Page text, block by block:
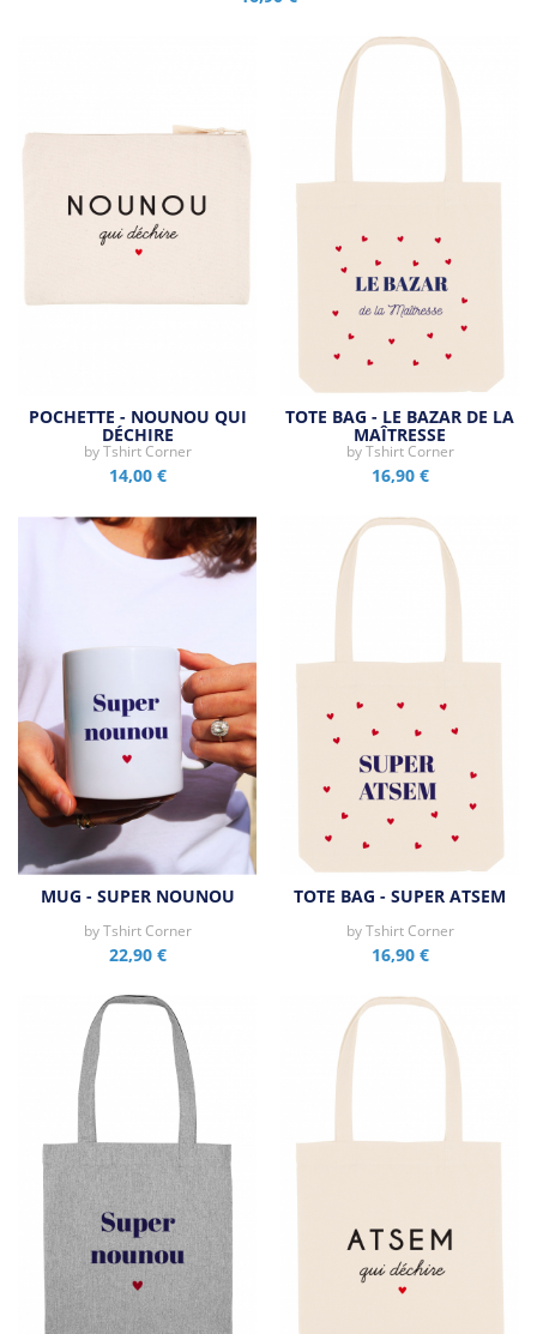
POCHETTE - NOUNOU QUI
DÉCHIRE
byTshirt Corner
14,00 €
TOTE BAG - LE BAZAR DE LA
MAÎTRESSE
byTshirt Corner
16,90 €
MUG - SUPER NOUNOU
byTshirt Corner
22,90 €
TOTE BAG - SUPER ATSEM
byTshirt Corner
16,90 €